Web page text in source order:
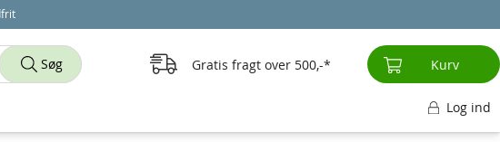
Søg Gratis fragt over 500,- Kurv
Log ind